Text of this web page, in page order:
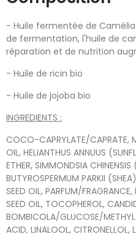
- Huile fermentée de
de fermentation, l'huile de
réparation et de nutrition
- Huile de ricin bio
- Huile de jojoba bio
INGREDIENTS :
COCO-CAPRYLATE/CAPRATE,
OIL, HELIANTHUS ANNUUS
ETHER, SIMMONDSIA
BUTYROSPERMUM PARKII
SEED OIL, PARFUM/
SEED OIL, TOCOPHEROL,
BOMBICOLA/GLUCOSE/METHYL
ACID, LINALOOL,